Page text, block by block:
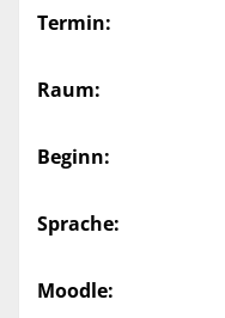
Termin:
Raum:
Beginn:
Sprache:
Moodle: